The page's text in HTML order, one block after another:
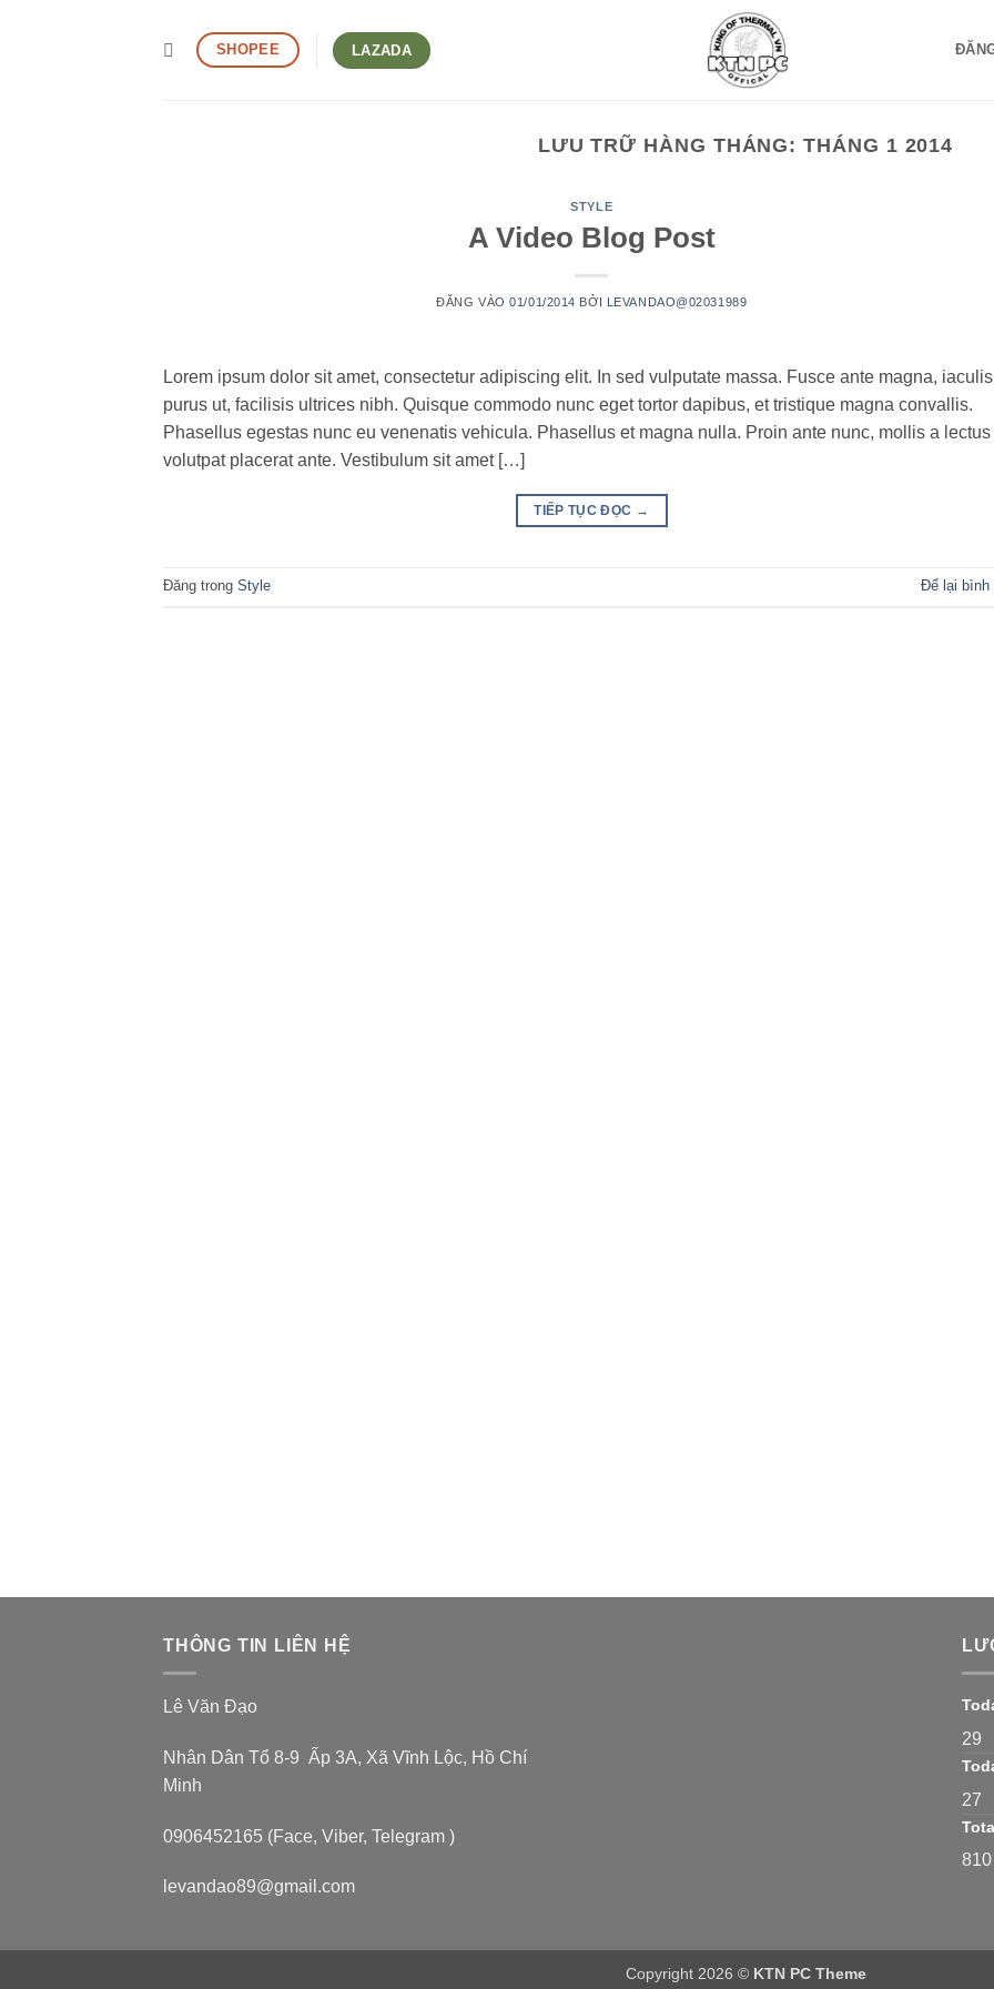
SHOPEE LAZADA
LƯU TRỮ HÀNG THÁNG:THÁNG 1 2014
STYLE
A Video Blog Post
ĐĂNG VÀO01/01/2014 BỞI LEVANDAO@02031989
Lorem ipsum dolor sit amet, consectetur adipiscing elit. In sed vulputate massa. Fusce ante magna,
purus ut, facilisis ultrices nibh. Quisque commodo nunc eget tortor dapibus, et tristique magna convallis.
Phasellus egestas nunc eu venenatis vehicula. Phasellus et magna nulla. Proin ante nunc, mollis a lectus
volutpat placerat ante. Vestibulum sit amet […]
TIẾP TỤC ĐỌC →
Đăng trong Style Để lại bình
THÔNG TIN LIÊN HỆ
Lê Văn Đạo
Nhân Dân Tổ 8-9 Ấp 3A, Xã Vĩnh Lộc, Hồ Chí
Minh
0906452165 (Face, Viber, Telegram )
levandao89@gmail.com
29
27
810
Copyright 2026 © KTN PC Theme